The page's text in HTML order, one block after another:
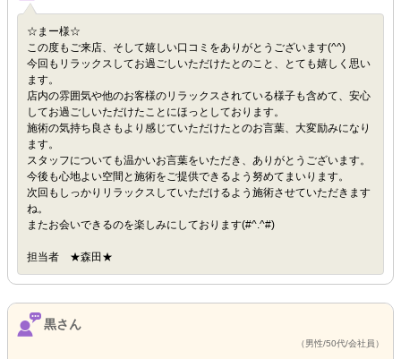
☆まー様☆
この度もご来店、そして嬉しい口コミをありがとうございます(^^)
今回もリラックスしてお過ごしいただけたとのこと、とても嬉しく思い
ます。
店内の雰囲気や他のお客様のリラックスされている様子も含めて、安心
してお過ごしいただけたことにほっとしております。
施術の気持ち良さもより感じていただけたとのお言葉、大変励みになり
ます。
スタッフについても温かいお言葉をいただき、ありがとうございます。
今後も心地よい空間と施術をご提供できるよう努めてまいります。
次回もしっかりリラックスしていただけるよう施術させていただきます
ね。
またお会いできるのを楽しみにしております(#^.^#)
担当者 ★森田★
黒さん
（男性/50代/会社員）